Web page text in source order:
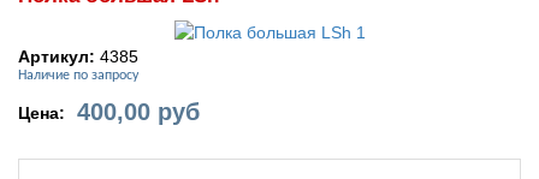
Артикул: 4385
Наличие по запросу
Цена: 400,00 руб